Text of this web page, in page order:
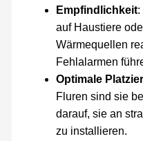
Empfindlichkeit:
auf Haustiere
Wärmequellen
Fehlalarmen
Optimale
Fluren sind sie
darauf, sie an
zu installieren.